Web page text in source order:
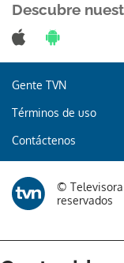
Descubre
Gente TVN
Términos de uso
Contáctenos
© Televisora
reservados